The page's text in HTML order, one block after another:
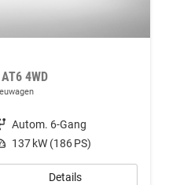
4WD
Getriebe Autom. 6-Gang
Leistung 137 kW (186 PS)
Details